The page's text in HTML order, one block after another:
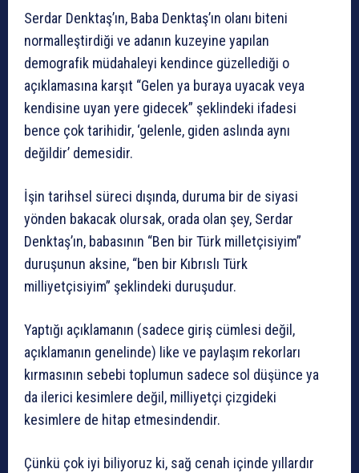
Serdar Denktaş’ın, Baba Denktaş’ın olanı biteni
normalleştirdiği ve adanın kuzeyine yapılan
demografik müdahaleyi kendince güzellediği o
açıklamasına karşıt “Gelen ya buraya uyacak veya
kendisine uyan yere gidecek” şeklindeki ifadesi
bence çok tarihidir, ‘gelenle, giden aslında aynı
değildir’ demesidir.
İşin tarihsel süreci dışında, duruma bir de siyasi
yönden bakacak olursak, orada olan şey, Serdar
Denktaş’ın, babasının “Ben bir Türk milletçisiyim”
duruşunun aksine, “ben bir Kıbrıslı Türk
milliyetçisiyim” şeklindeki duruşudur.
Yaptığı açıklamanın (sadece giriş cümlesi değil,
açıklamanın genelinde) like ve paylaşım rekorları
kırmasının sebebi toplumun sadece sol düşünce ya
da ilerici kesimlere değil, milliyetçi çizgideki
kesimlere de hitap etmesindendir.
Çünkü çok iyi biliyoruz ki, sağ cenah içinde yıllardır